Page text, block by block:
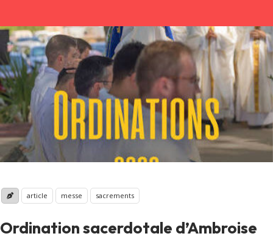
article messe sacrements
Ordination sacerdotale d’Ambroise